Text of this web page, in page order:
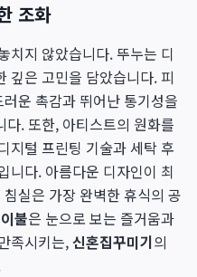
조화
치지 않았습니다. 뚜누는 디
깊은 고민을 담았습니다. 피
운 촉감과 뛰어난 통기성을
. 또한, 아티스트의 원화를
지털 프린팅 기술과 세탁 후
니다. 아름다운 디자인이 최
실은 가장 완벽한 휴식의 공
불은 눈으로 보는 즐거움과
족시키는,신혼집꾸미기의